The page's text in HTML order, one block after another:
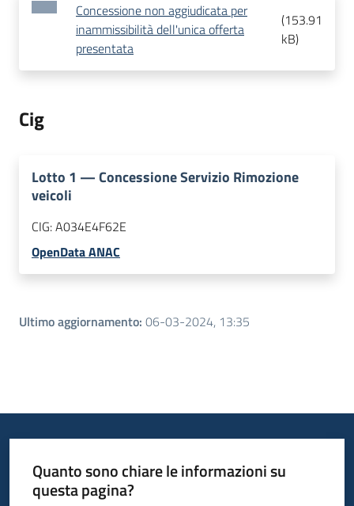
Concessione non aggiudicata per
inammissibilità dell'unica offerta
presentata
(153.91
kB)
Cig
Lotto 1 —Concessione Servizio Rimozione
veicoli
CIG:A034E4F62E
OpenData ANAC
Ultimo aggiornamento: 06-03-2024, 13:35
Quanto sono chiare le informazioni su
questa pagina?